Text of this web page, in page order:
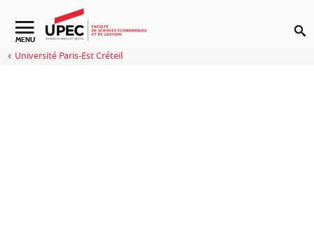
Aller au contenu
MENU
Université Paris-Est Créteil